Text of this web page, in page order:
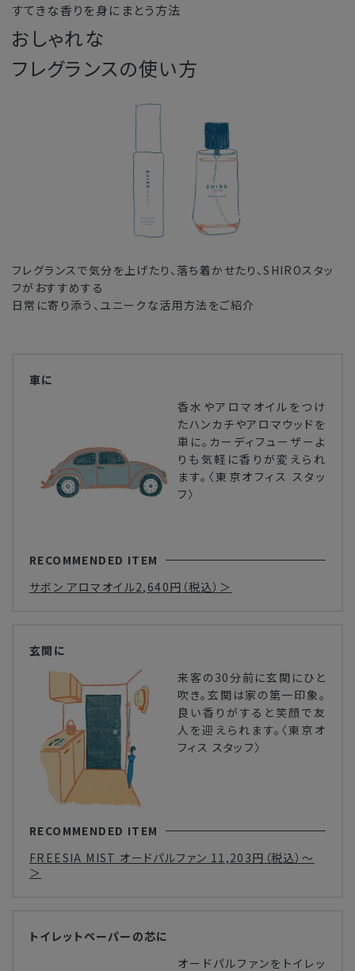
すてきな香りを身にまとう方法
おしゃれな
フレグランスの使い方
フレグランスで気分を上げたり、落ち着かせたり、SHIROスタッ
フがおすすめする
日常に寄り添う、ユニークな活用方法をご紹介
車に
香水やアロマオイルをつけ
たハンカチやアロマウッドを
車に。カーディフューザーよ
りも気軽に香りが変えられ
ます。〈東京オフィス スタッ
フ〉
RECOMMENDED ITEM
サボン アロマオイル2,640円 （税込）＞
玄関に
来客の30分前に玄関にひと
吹き。玄関は家の第一印象。
良い香りがすると笑顔で友
人を迎えられます。〈東京オ
フィス スタッフ〉
RECOMMENDED ITEM
FREESIA MIST オードパルファン 11,203円 （税込）～
＞
トイレットペーパーの芯に
オードパルファンをトイレッ